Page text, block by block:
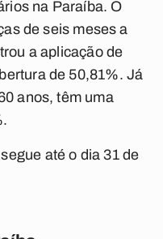
na Paraíba. O
de seis meses a
a aplicação de
de 50,81%. Já
anos, têm uma
até o dia 31 de